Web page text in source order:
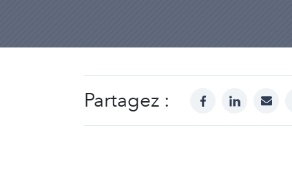
Partagez : facebooklinkedinmail